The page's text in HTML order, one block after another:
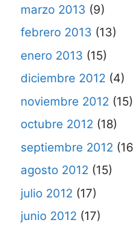
marzo 2013 (9)
febrero 2013 (13)
enero 2013 (15)
diciembre 2012 (4)
noviembre 2012 (15)
octubre 2012 (18)
septiembre 2012
agosto 2012 (15)
julio 2012 (17)
junio 2012 (17)